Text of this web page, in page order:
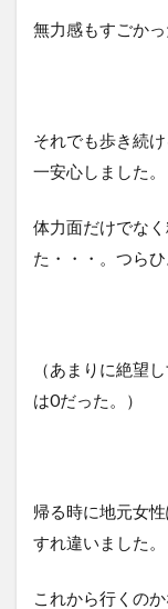
無力感もすごかっ
それでも歩き続
一安心しました。
体力面だけでな
た・・・。つらひ
（あまりに絶望
は0だった。）
帰る時に地元女
すれ違いました。
これから行くの